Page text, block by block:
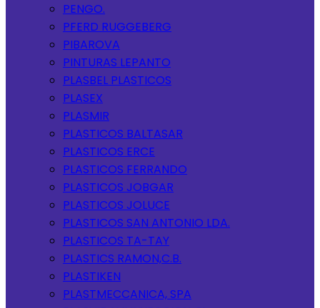
PENGO.
PFERD RUGGEBERG
PIBAROVA
PINTURAS LEPANTO
PLASBEL PLASTICOS
PLASEX
PLASMIR
PLASTICOS BALTASAR
PLASTICOS ERCE
PLASTICOS FERRANDO
PLASTICOS JOBGAR
PLASTICOS JOLUCE
PLASTICOS SAN ANTONIO LDA.
PLASTICOS TA-TAY
PLASTICS RAMON,C.B.
PLASTIKEN
PLASTMECCANICA, SPA